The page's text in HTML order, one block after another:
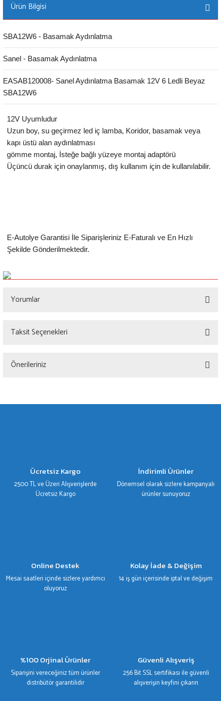
Ürün Bilgisi
SBA12W6 - Basamak Aydınlatma
Sanel - Basamak Aydınlatma
EASAB120008- Sanel Aydınlatma Basamak 12V 6 Ledli Beyaz
SBA12W6
12V Uyumludur
Uzun boy, su geçirmez led iç lamba, Koridor, basamak veya
kapı üstü alan aydınlatması
gömme montaj, İsteğe bağlı yüzeye montaj adaptörü
Üçüncü durak için onaylanmış, dış kullanım için de kullanılabilir.
E-Autolye Garantisi İle Siparişleriniz E-Faturalı ve En Hızlı
Şekilde Gönderilmektedir.
Yorumlar
Taksit Seçenekleri
Önerileriniz
gördüğünüz noktaları öneri formunu kullanarak tarafımıza iletebilirsiniz.
Ürün fiyatı diğer sitelerden daha pahalı.
Bu ürüne benzer farklı alternatifler olmalı.
Ücretsiz Kargo
2500 TL ve Üzeri Alışverişlerde
Ücretsiz Kargo
İndirimli Ürünler
Dönemsel olarak sizlere kampanyalı
ürünler sunuyoruz
Online Destek
Mesai saatleri içinde sizlere yardımcı
oluyoruz
Kolay İade & Değişim
14 iş gün içerisinde iptal ve değişim
%100 Orjinal Ürünler
Siparişini vereceğiniz tüm ürünler
distribütör garantilidir
Güvenli Alışveriş
256 Bit SSL sertifikası ile güvenli
alışverişin keyfini çıkarın